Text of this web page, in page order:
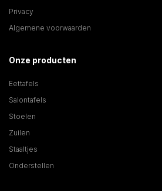
Privacy
Algemene voorwaarden
Onze producten
Eettafels
Salontafels
Stoelen
Zuilen
Staaltjes
Onderstellen